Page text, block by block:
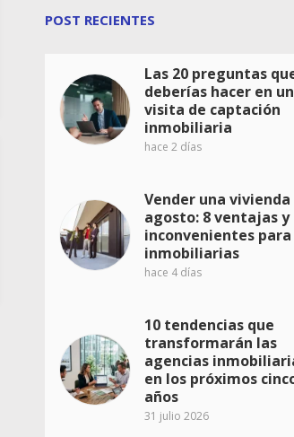
POST RECIENTES
Las 20 preguntas
deberías hacer en
visita de captación
inmobiliaria
hace 2 días
Vender una vivienda
agosto: 8 ventajas y
inconvenientes para
inmobiliarias
hace 4 días
10 tendencias que
transformarán las
agencias
en los próximos
años
31 julio 2026